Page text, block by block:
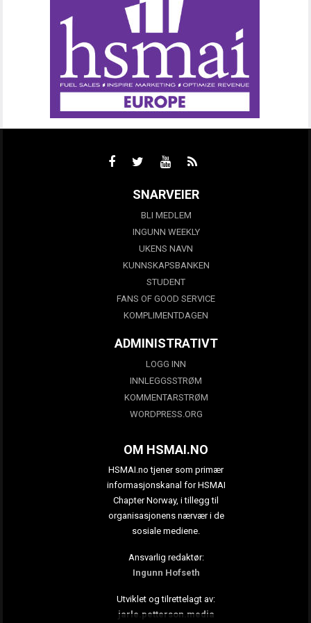
SNARVEIER
BLI MEDLEM
INGUNN WEEKLY
UKENS NAVN
KUNNSKAPSBANKEN
STUDENT
FANS OF GOOD SERVICE
KOMPLIMENTDAGEN
ADMINISTRATIVT
LOGG INN
INNLEGGSSTRØM
KOMMENTARSTRØM
WORDPRESS.ORG
OM HSMAI.NO
HSMAI.no tjener som primær
informasjonskanal for HSMAI
Chapter Norway, i tillegg til
organisasjonens nærvær i de
sosiale mediene.
Ansvarlig redaktør:
Ingunn Hofseth
Utviklet og tilrettelagt av:
jarle.petterson.media